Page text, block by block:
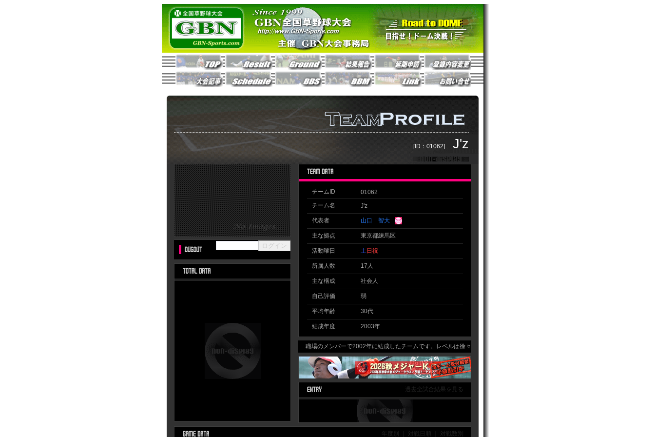
[ID：01062] J'z
チームID 01062
チーム名 J'z
代表者 山口 智大
主な拠点 東京都練馬区
活動曜日 土 日祝
所属人数 17人
主な構成 社会人
自己評価 弱
平均年齢 30代
結成年度 2003年
職場のメンバーで2002年に結成したチームです。レベルは徐々にアップしているような、ダウンしているような・・・。経験者も少な
過去全試合結果を見る
年度別 ｜ 対戦日順 ｜ 対戦数別